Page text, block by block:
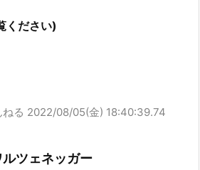
ください)
る 2022/08/05(金) 18:40:39.74
ツェネッガー